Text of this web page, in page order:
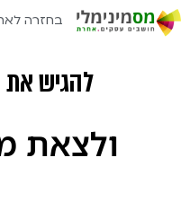
בחזרה
להגיש
ולצאת